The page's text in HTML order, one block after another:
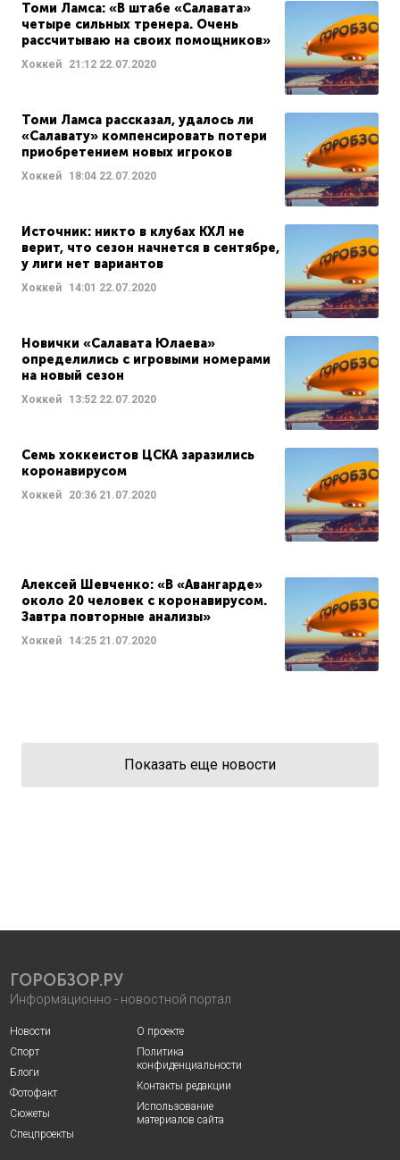
Томи Ламса: «В штабе «Салавата»
четыре сильных тренера. Очень
рассчитываю на своих помощников»
Хоккей 21:12 22.07.2020
Томи Ламса рассказал, удалось ли
«Салавату» компенсировать потери
приобретением новых игроков
Хоккей 18:04 22.07.2020
Источник: никто в клубах КХЛ не
верит, что сезон начнется в сентябре,
у лиги нет вариантов
Хоккей 14:01 22.07.2020
Новички «Салавата Юлаева»
определились с игровыми номерами
на новый сезон
Хоккей 13:52 22.07.2020
Семь хоккеистов ЦСКА заразились
коронавирусом
Хоккей 20:36 21.07.2020
Алексей Шевченко: «В «Авангарде»
около 20 человек с коронавирусом.
Завтра повторные анализы»
Хоккей 14:25 21.07.2020
Показать еще новости
ГОРОБЗОР.РУ
Информационно - новостной портал
Новости
Спорт
Блоги
Фотофакт
Сюжеты
Спецпроекты
О проекте
Политика
конфиденциальности
Контакты редакции
Использование
материалов сайта